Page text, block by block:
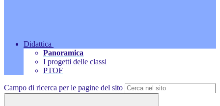
Didattica
Panoramica
I progetti delle classi
PTOF
Campo di ricerca per le pagine del sito